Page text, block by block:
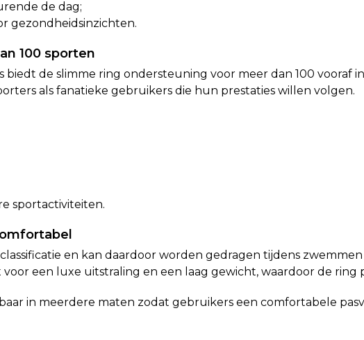
de dag;
gezondheidsinzichten.
100 sporten
biedt de slimme ring ondersteuning voor meer dan 100 vooraf
als fanatieke gebruikers die hun prestaties willen volgen.
sportactiviteiten.
en kan daardoor worden gedragen tijdens
een luxe uitstraling en een laag gewicht, waardoor de
in meerdere maten zodat gebruikers een comfortabele